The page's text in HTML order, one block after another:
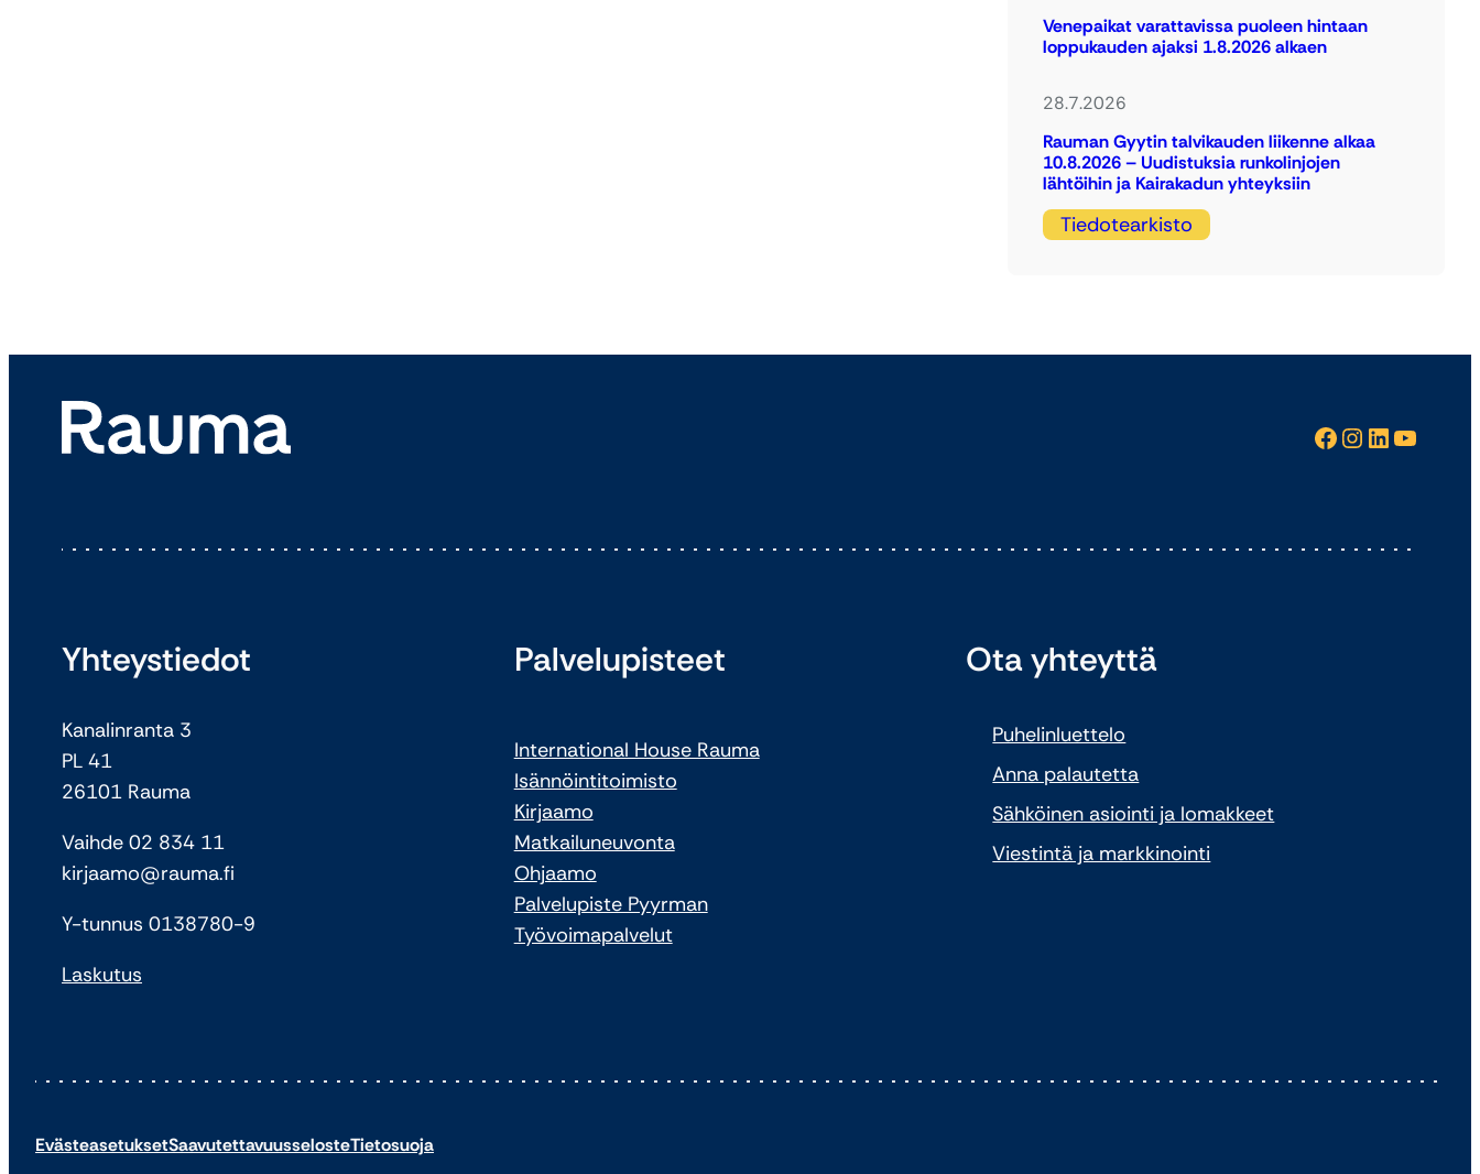
Venepaikat varattavissa puoleen hintaan
loppukauden ajaksi 1.8.2026 alkaen
28.7.2026
Rauman Gyytin talvikauden liikenne alkaa
10.8.2026 – Uudistuksia runkolinjojen
lähtöihin ja Kairakadun yhteyksiin
Tiedotearkisto
Facebook InstagramLinkedIn YouTube
Yhteystiedot
Kanalinranta 3
PL 41
26101 Rauma
Vaihde 02 834 11
kirjaamo@rauma.fi
Y-tunnus 0138780-9
Laskutus
Palvelupisteet
International House Rauma
Isännöintitoimisto
Kirjaamo
Matkailuneuvonta
Ohjaamo
Palvelupiste Pyyrman
Työvoimapalvelut
Ota yhteyttä
Puhelinluettelo
Anna palautetta
Sähköinen asiointi ja lomakkeet
Viestintä ja markkinointi
EvästeasetuksetSaavutettavuusselosteTietosuoja